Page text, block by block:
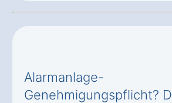
Alarmanlage-
Genehmigungspflicht?